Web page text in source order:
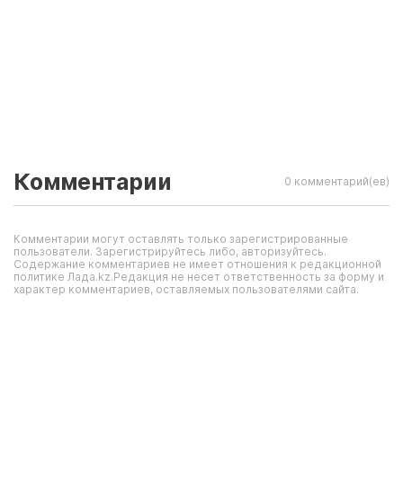
Комментарии 0 комментарий(ев)
Комментарии могут оставлять только зарегистрированные
пользователи. Зарегистрируйтесь либо, авторизуйтесь.
Содержание комментариев не имеет отношения к редакционной
политике Лада.kz.Редакция не несет ответственность за форму и
характер комментариев, оставляемых пользователями сайта.